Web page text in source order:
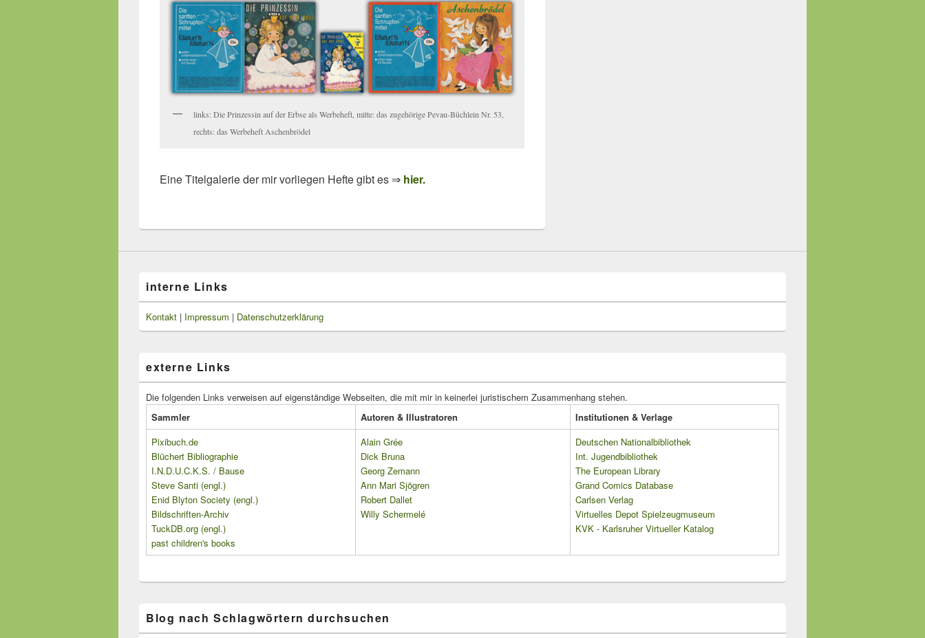
links: Die Prinzessin auf der Erbse als Werbeheft, mitte: das zugehörige Pevau-Büchlein Nr. 53,
rechts: das Werbeheft Aschenbrödel
Eine Titelgalerie der mir vorliegen Hefte gibt es ⇒ hier.
interne Links
Kontakt | Impressum | Datenschutzerklärung
externe Links
Die folgenden Links verweisen auf eigenständige Webseiten, die mit mir in keinerlei juristischem Zusammenhang stehen.
Sammler
Autoren & Illustratoren
Institutionen & Verlage
Pixibuch.de
Blüchert Bibliographie
I.N.D.U.C.K.S. / Bause
Steve Santi (engl.)
Enid Blyton Society (engl.)
Bildschriften-Archiv
TuckDB.org (engl.)
past children's books
Alain Grée
Dick Bruna
Georg Zemann
Ann Mari Sjögren
Robert Dallet
Willy Schermelé
Deutschen Nationalbibliothek
Int. Jugendbibliothek
The European Library
Grand Comics Database
Carlsen Verlag
Virtuelles Depot Spielzeugmuseum
KVK - Karlsruher Virtueller Katalog
Blog nach Schlagwörtern durchsuchen